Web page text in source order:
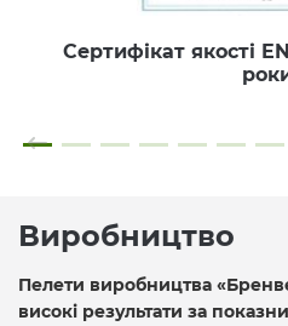
Сертифікат якості
Виробництво
Пелети виробництва
високі результати за